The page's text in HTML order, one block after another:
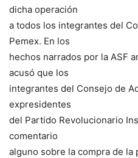
dicha operación
a todos los integrantes del
Pemex. En los
hechos narrados por la ASF
acusó que los
integrantes del Consejo de
expresidentes
del Partido Revolucionario
comentario
alguno sobre la compra de la